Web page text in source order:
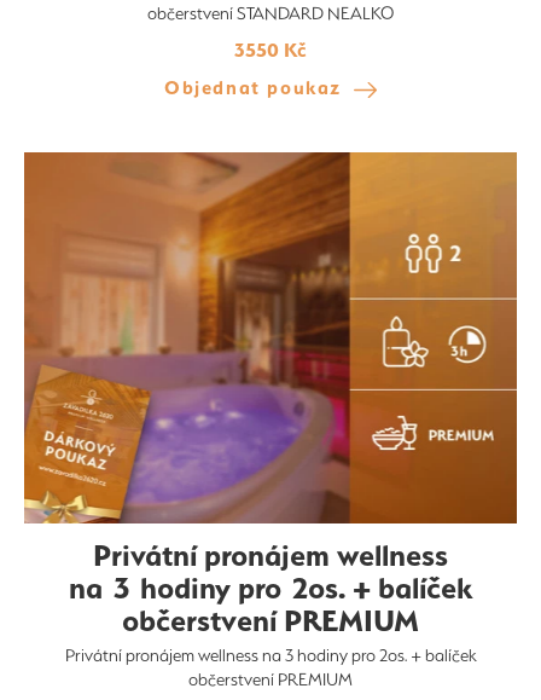
občerstvení STANDARD NEALKO
3550 Kč
Objednat poukaz
Privátní pronájem wellness
na 3 hodiny pro 2os. + balíček
občerstvení PREMIUM
Privátní pronájem wellness na 3 hodiny pro 2os. + balíček
občerstvení PREMIUM